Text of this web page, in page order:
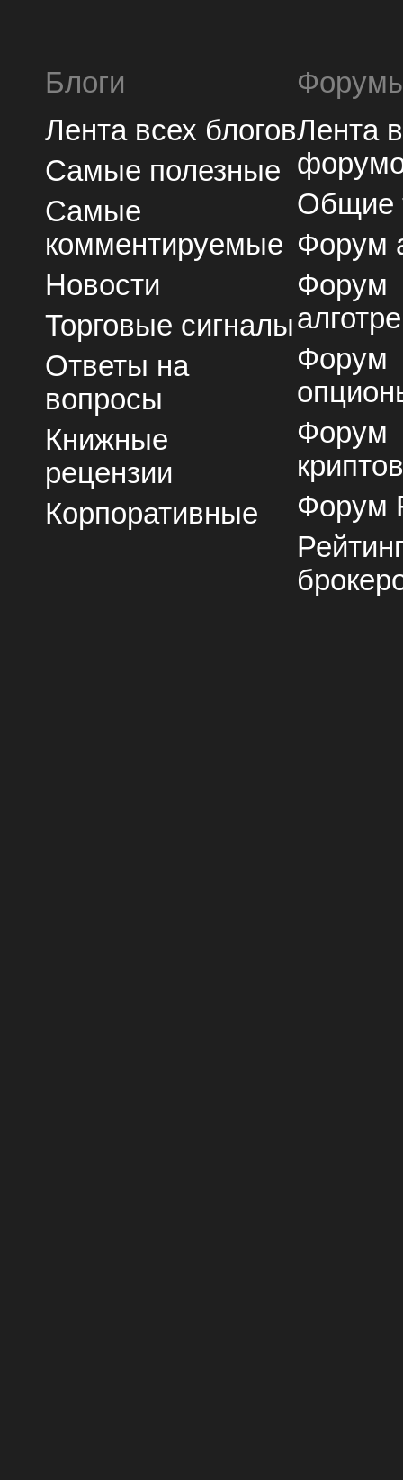
Блоги
Лента всех блогов
Самые полезные
Самые
комментируемые
Новости
Торговые сигналы
Ответы на
вопросы
Книжные
рецензии
Корпоративные
Лента
Общие
Форум
Форум
Форум
Форум
Форум